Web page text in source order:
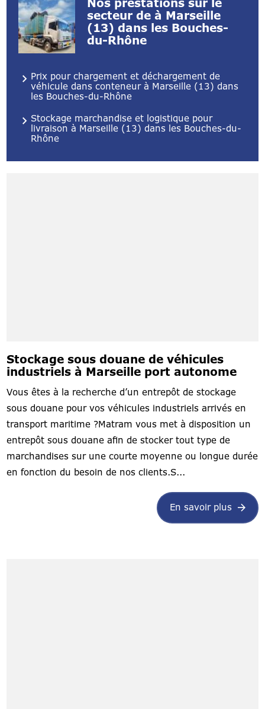
secteur de à Marseille
(13) dans les Bouches-
du-Rhône
Prix pour chargement et déchargement de
véhicule dans conteneur à Marseille (13) dans
les Bouches-du-Rhône
Stockage marchandise et logistique pour
livraison à Marseille (13) dans les Bouches-du-
Rhône
Stockage sous douane de véhicules
industriels à Marseille port autonome
Vous êtes à la recherche d’un entrepôt de stockage
sous douane pour vos véhicules industriels arrivés en
transport maritime ?Matram vous met à disposition un
entrepôt sous douane afin de stocker tout type de
marchandises sur une courte moyenne ou longue durée
en fonction du besoin de nos clients.S...
En savoir plus